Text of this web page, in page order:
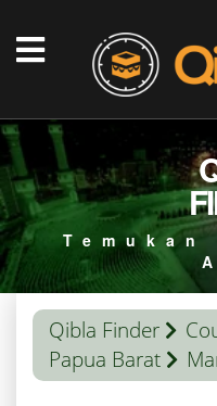
Qibla Finder
Papua Barat